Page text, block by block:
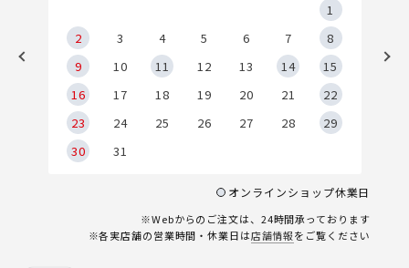
1
2
3 4 5 6 7
8
9
10 11 12 13 14
15
16
17 18 19 20 21
22
23
24 25 26 27 28
29
30
31
オンラインショップ休業日
※Webからのご注文は、24時間承っております
※各実店舗の営業時間・休業日は店舗情報をご覧ください